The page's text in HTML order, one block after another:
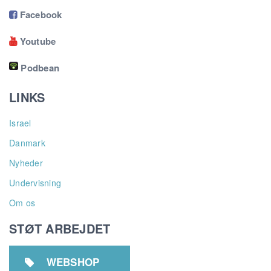
Facebook
Youtube
Podbean
LINKS
Israel
Danmark
Nyheder
Undervisning
Om os
STØT ARBEJDET
 WEBSHOP